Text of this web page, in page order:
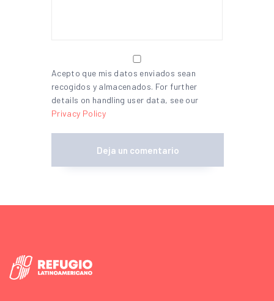
Acepto que mis datos enviados sean
recogidos y almacenados. For further
details on handling user data, see our
Privacy Policy